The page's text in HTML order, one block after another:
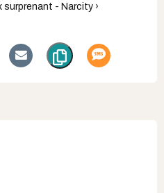
surprenant - Narcity ›